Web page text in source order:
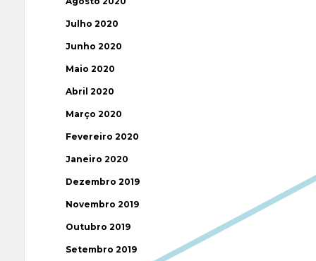
Julho 2020
Junho 2020
Maio 2020
Abril 2020
Março 2020
Fevereiro 2020
Janeiro 2020
Dezembro 2019
Novembro 2019
Outubro 2019
Setembro 2019